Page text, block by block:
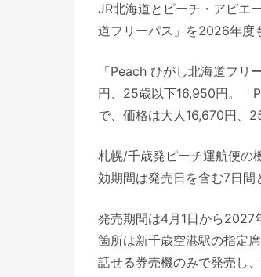
JR北海道とピーチ・アビエ
道フリーパス」を2026年度
「Peach ひがし北海道フ
円、25歳以下16,950円。「
で、価格は大人16,670円、
札幌/千歳発ピーチ運航便の
効期間は発売日を含む7日間
発売期間は4月1日から2027
箇所は新千歳空港駅の指定
話せる券売機のみで発売し